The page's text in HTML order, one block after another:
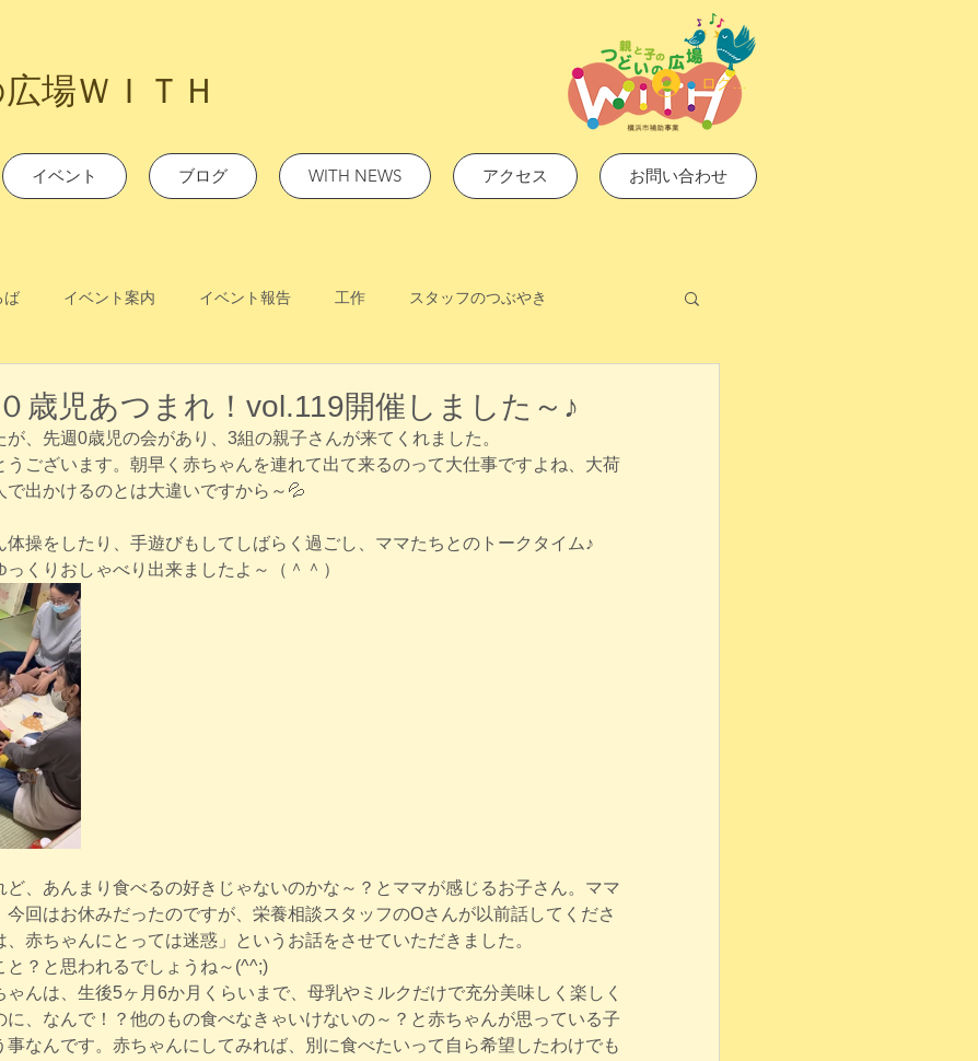
場ＷＩＴＨ ログイン
イベント ブログ WITH NEWS アクセス お問い合わせ
ば イベント案内 イベント報告 工作 スタッフのつぶやき
歳児あつまれ！vol.119開催しました～♪
、先週0歳児の会があり、3組の親子さんが来てくれました。
うございます。朝早く赤ちゃんを連れて出て来るのって大仕事ですよね、大荷
出かけるのとは大違いですから～💦
体操をしたり、手遊びもしてしばらく過ごし、ママたちとのトークタイム♪
くりおしゃべり出来ましたよ～（＾＾）
、あんまり食べるの好きじゃないのかな～？とママが感じるお子さん。ママ
今回はお休みだったのですが、栄養相談スタッフのOさんが以前話してくださ
赤ちゃんにとっては迷惑」というお話をさせていただきました。
と？と思われるでしょうね～(^^;)
んは、生後5ヶ月6か月くらいまで、母乳やミルクだけで充分美味しく楽しく
、なんで！？他のもの食べなきゃいけないの～？と赤ちゃんが思っている子
事なんです。赤ちゃんにしてみれば、別に食べたいって自ら希望したわけでも